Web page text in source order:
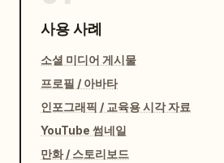
사용 사례
소셜 미디어 게시물
프로필 / 아바타
인포그래픽 / 교육용 시각 자료
YouTube 썸네일
만화 / 스토리보드